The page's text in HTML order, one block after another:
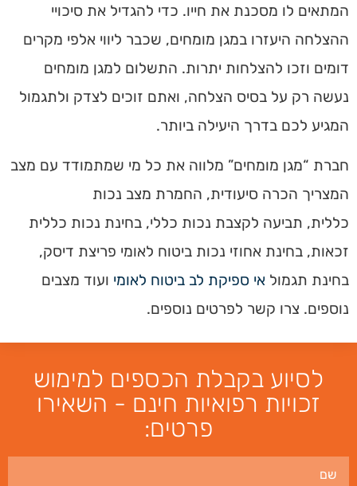
המתאים לו מסכנת את חייו. כדי להגדיל את סיכויי
ההצלחה היעזרו במגן מומחים, שכבר ליווי אלפי מקרים
דומים וזכו להצלחות יתרות. התשלום למגן מומחים
נעשה רק על בסיס הצלחה, ואתם זוכים לצדק ולתגמול
המגיע לכם בדרך היעילה ביותר.
חברת “מגן מומחים” מלווה את כל מי שמתמודד עם מצב
המצריך הכרה סיעודית, החמרת מצב נכות
כללית, תביעה לקצבת נכות כללי, בחינת נכות כללית
זכאות, בחינת אחוזי נכות ביטוח לאומי פריצת דיסק,
בחינת תגמול אי ספיקת לב ביטוח לאומי ועוד מצבים
נוספים. צרו קשר לפרטים נוספים.
לסיוע בקבלת הכספים למימוש
זכויות רפואיות חינם - השאירו
פרטים: